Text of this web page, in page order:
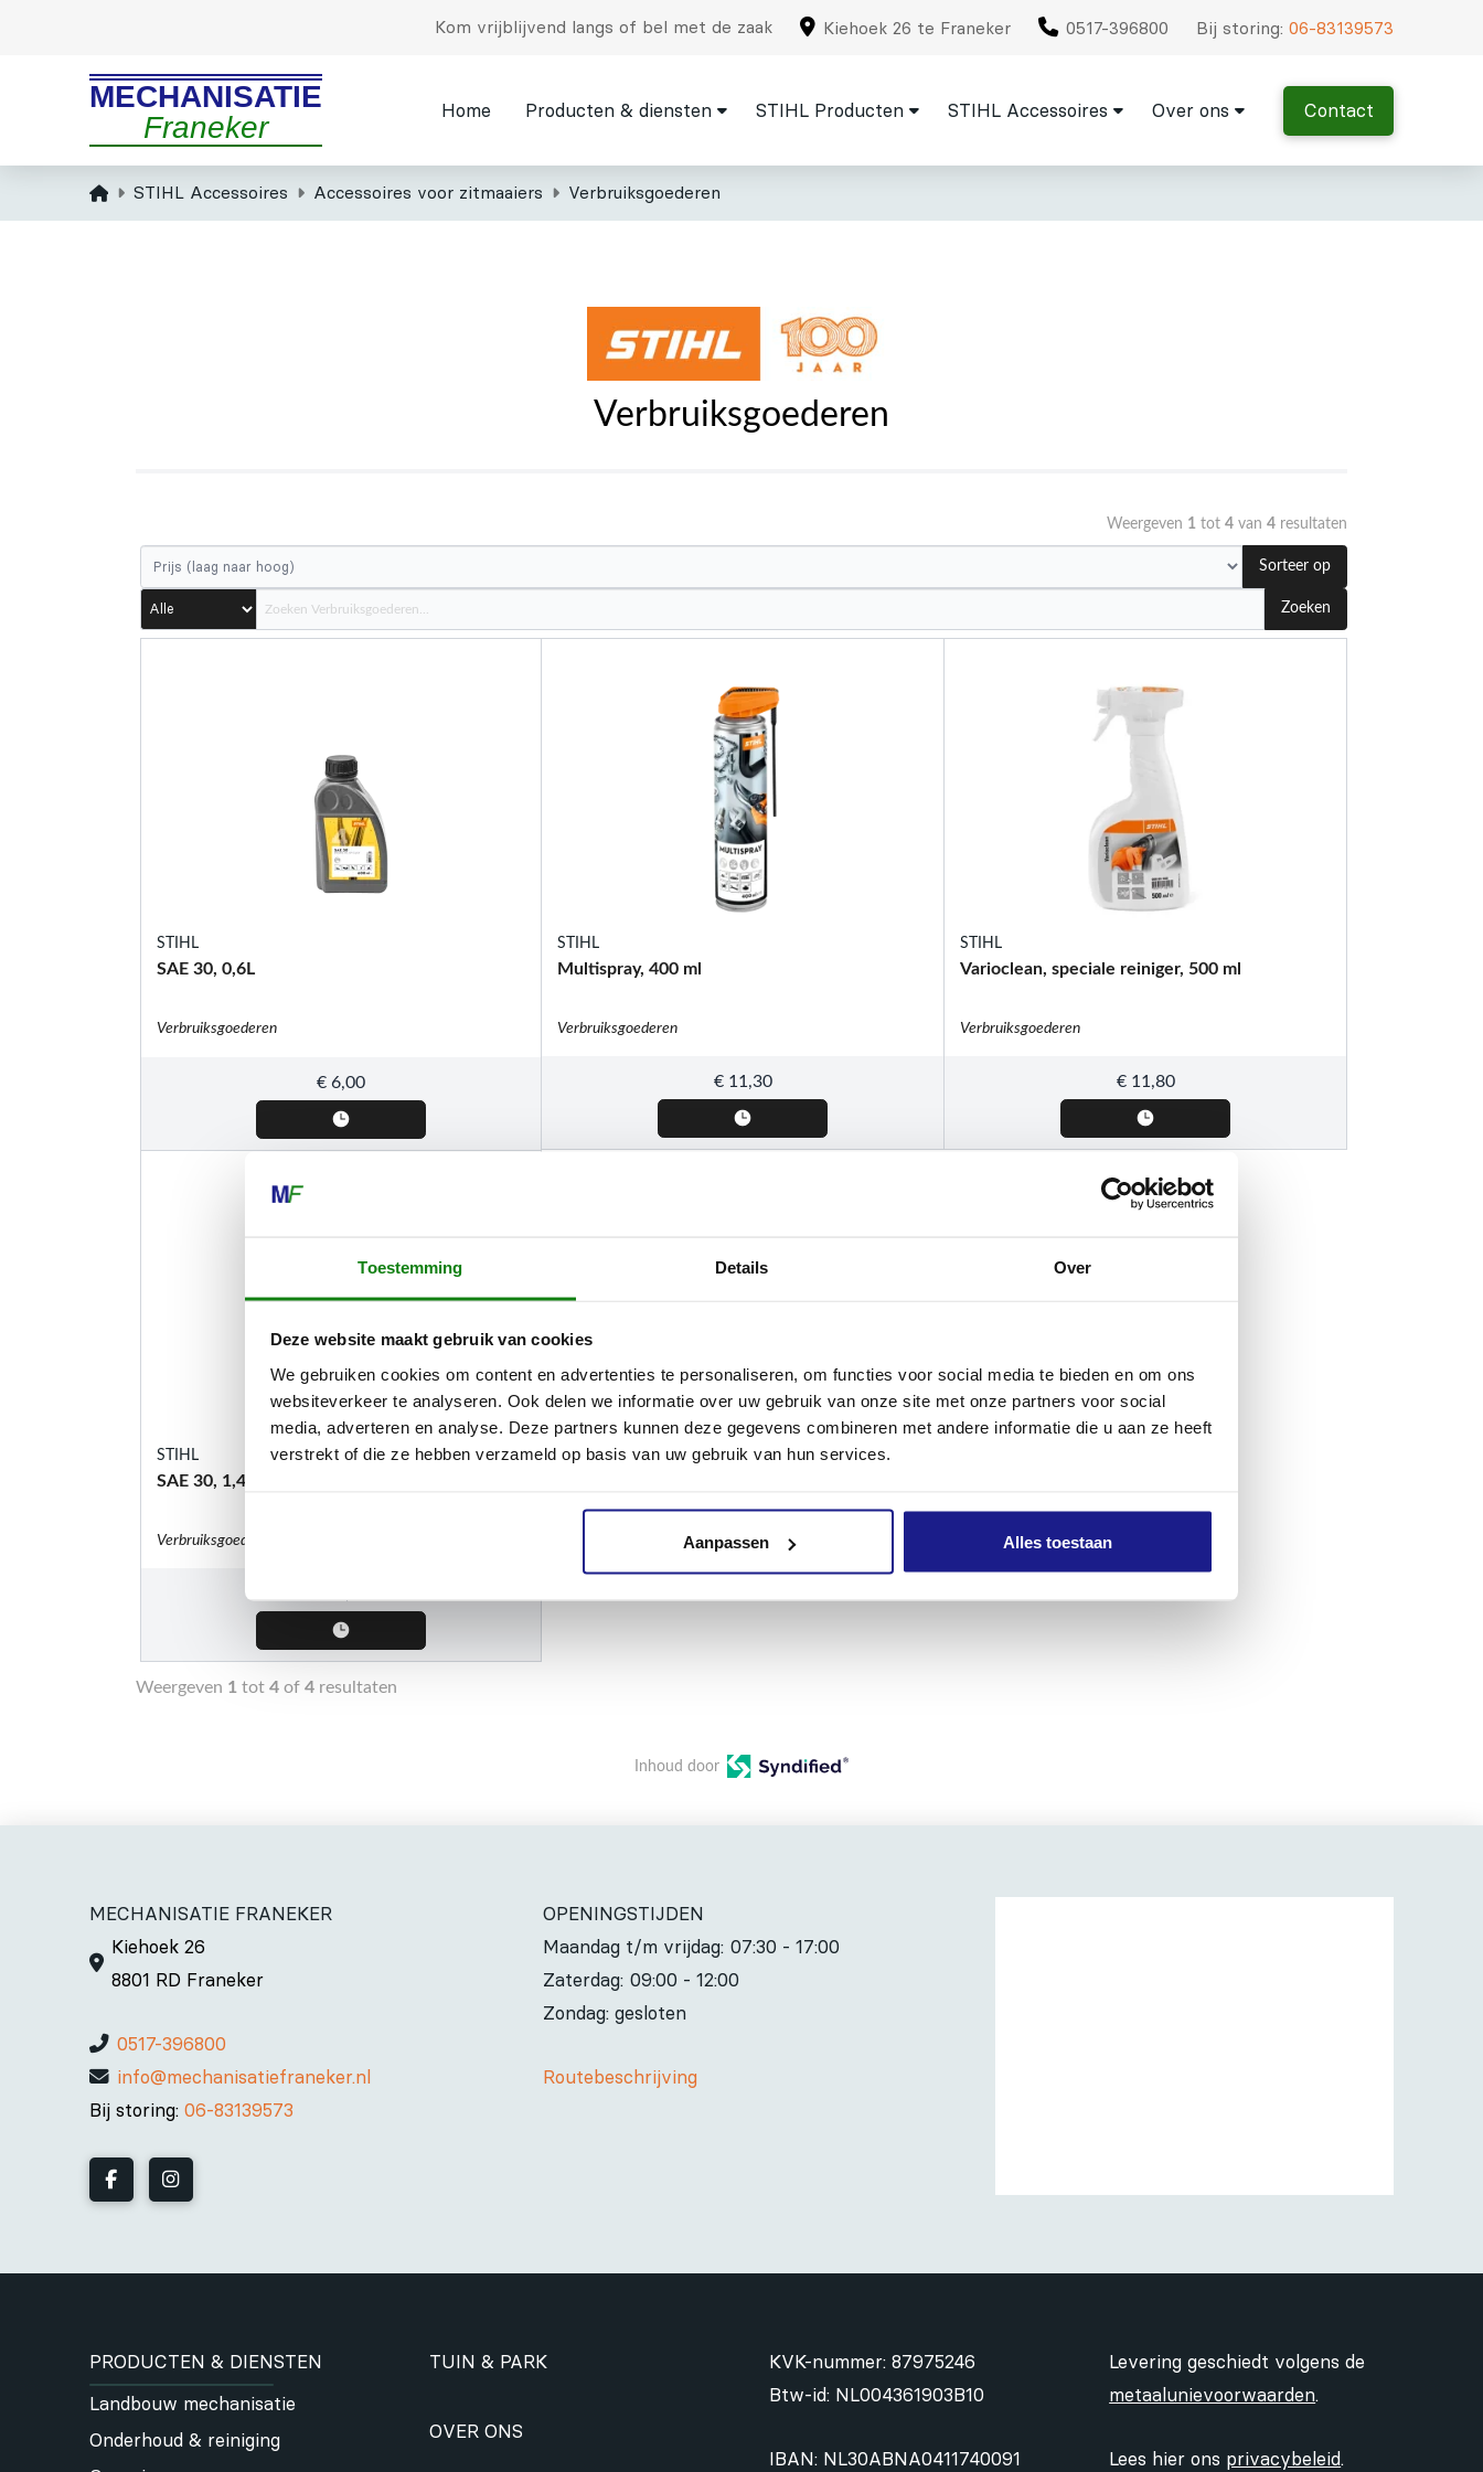
Toestemming Details Over
Deze website maakt gebruik van cookies
We gebruiken cookies om content en advertenties te personaliseren, om functies voor social media te bieden en om ons
websiteverkeer te analyseren. Ook delen we informatie over uw gebruik van onze site met onze partners voor social
media, adverteren en analyse. Deze partners kunnen deze gegevens combineren met andere informatie die u aan ze heeft
verstrekt of die ze hebben verzameld op basis van uw gebruik van hun services.
Aanpassen Alles toestaan
Kom vrijblijvend langs of bel met de zaak Kiehoek 26 te Franeker 0517-396800 Bij storing:06-83139573
MECHANISATIE
Franeker
Home Producten & diensten STIHL Producten STIHL Accessoires Over ons Contact
HomeSTIHL Accessoires Accessoires voor zitmaaiers Verbruiksgoederen
Verbruiksgoederen
Weergeven 1 tot 4 van 4 resultaten
Sorteer op
Zoeken
STIHL
SAE 30, 0,6L
Verbruiksgoederen
€6,00
STIHL
Multispray, 400 ml
Verbruiksgoederen
€11,30
STIHL
Varioclean, speciale reiniger, 500 ml
Verbruiksgoederen
€11,80
STIHL
SAE 30, 1,4L
Verbruiksgoederen
Weergeven 1 tot 4 of 4 resultaten
Inhoud door
MECHANISATIE FRANEKER
Kiehoek 26
8801 RD Franeker
0517-396800
info@mechanisatiefraneker.nl
Bij storing: 06-83139573
OPENINGSTIJDEN
Maandag t/m vrijdag: 07:30 - 17:00
Zaterdag: 09:00 - 12:00
Zondag: gesloten
Routebeschrijving
PRODUCTEN & DIENSTEN
Landbouw mechanisatie
Onderhoud & reiniging
TUIN & PARK
OVER ONS
KVK-nummer: 87975246
Btw-id: NL004361903B10
IBAN: NL30ABNA0411740091
Levering geschiedt volgens de
metaalunievoorwaarden.
Lees hier ons privacybeleid.